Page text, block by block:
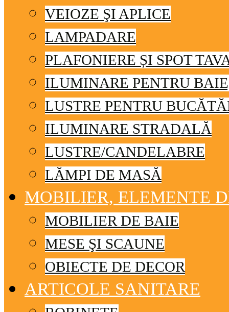
VEIOZE ŞI APLICE
LAMPADARE
PLAFONIERE ȘI SPOT
ILUMINARE PENTRU
LUSTRE PENTRU
ILUMINARE STRADALĂ
LUSTRE/CANDELABRE
LĂMPI DE MASĂ
MOBILIER, ELEMENTE
MOBILIER DE BAIE
MESE ŞI SCAUNE
OBIECTE DE DECOR
ARTICOLE SANITARE